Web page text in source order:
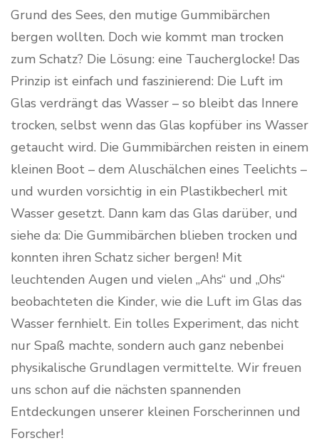
Grund des Sees, den mutige Gummibärchen
bergen wollten. Doch wie kommt man trocken
zum Schatz? Die Lösung: eine Taucherglocke! Das
Prinzip ist einfach und faszinierend: Die Luft im
Glas verdrängt das Wasser – so bleibt das Innere
trocken, selbst wenn das Glas kopfüber ins Wasser
getaucht wird. Die Gummibärchen reisten in einem
kleinen Boot – dem Aluschälchen eines Teelichts –
und wurden vorsichtig in ein Plastikbecherl mit
Wasser gesetzt. Dann kam das Glas darüber, und
siehe da: Die Gummibärchen blieben trocken und
konnten ihren Schatz sicher bergen! Mit
leuchtenden Augen und vielen „Ahs“ und „Ohs“
beobachteten die Kinder, wie die Luft im Glas das
Wasser fernhielt. Ein tolles Experiment, das nicht
nur Spaß machte, sondern auch ganz nebenbei
physikalische Grundlagen vermittelte. Wir freuen
uns schon auf die nächsten spannenden
Entdeckungen unserer kleinen Forscherinnen und
Forscher!